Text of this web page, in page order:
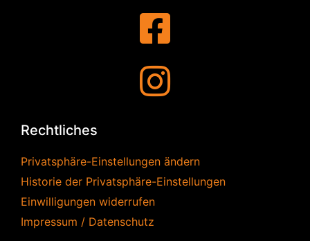
Rechtliches
Privatsphäre-Einstellungen ändern
Historie der Privatsphäre-Einstellungen
Einwilligungen widerrufen
Impressum / Datenschutz